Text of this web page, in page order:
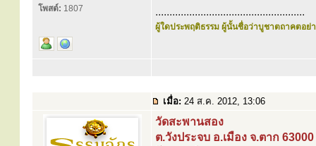
โพสต์: 1807 .....................................................
ผู้ใดประพฤติธรรม ผู้นั้นชื่อว่าบูชาตถาคตอย่า
เมื่อ: 24 ส.ค. 2012, 13:06
วัดสะพานสอง
ต.วังประจบ อ.เมือง จ.ตาก 63000